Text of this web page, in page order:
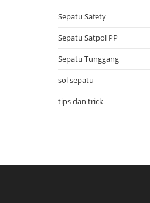
Sepatu Safety
Sepatu Satpol PP
Sepatu Tunggang
sol sepatu
tips dan trick